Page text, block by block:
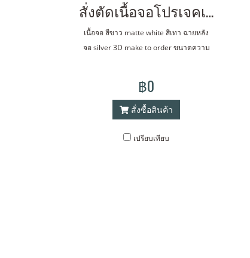
สั่งตัดเนื้อจอโปรเจคเตอร์
เนื้อจอ สีขาว matte white สีเทา ฉายหลัง
จอ silver 3D make to order ขนาดความ
฿0
สั่งซื้อสินค้า
เปรียบเทียบ